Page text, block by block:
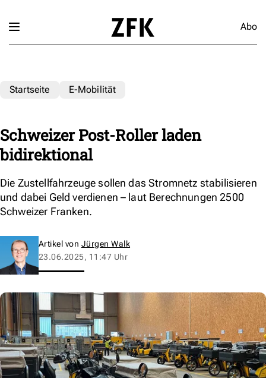
Abo
Startseite E-Mobilität
Schweizer Post-Roller laden
bidirektional
Die Zustellfahrzeuge sollen das Stromnetz stabilisieren
und dabei Geld verdienen – laut Berechnungen 2500
Schweizer Franken.
Artikel von Jürgen Walk
23.06.2025, 11:47 Uhr